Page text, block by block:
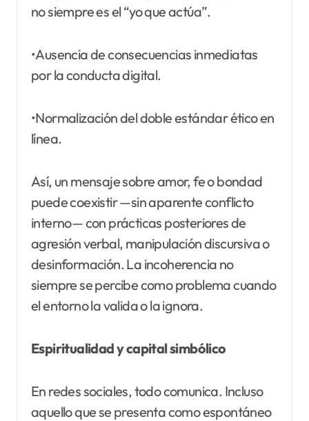
no siempre es el “yo que actúa”.
•Ausencia de consecuencias inmediatas
por la conducta digital.
•Normalización del doble estándar ético en
línea.
Así, un mensaje sobre amor, fe o bondad
puede coexistir —sin aparente conflicto
interno— con prácticas posteriores de
agresión verbal, manipulación discursiva o
desinformación. La incoherencia no
siempre se percibe como problema cuando
el entorno la valida o la ignora.
Espiritualidad y capital simbólico
En redes sociales, todo comunica. Incluso
aquello que se presenta como espontáneo